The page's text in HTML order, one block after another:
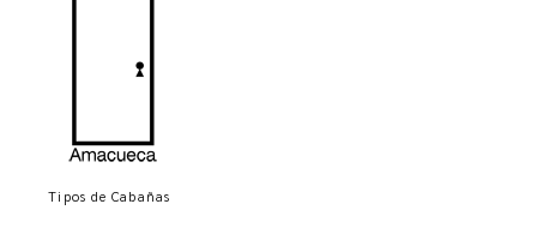
Tipos de Cabañas